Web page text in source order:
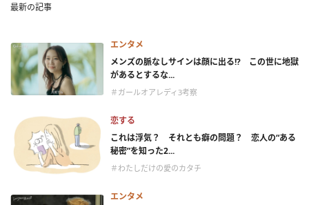
最新の記事
エンタメ
メンズの脈なしサインは顔に出る!? この世に地獄
があるとするな...
＃ガールオアレディ3考察
恋する
これは浮気？ それとも癖の問題？ 恋人の“ある
秘密”を知った2...
＃わたしだけの愛のカタチ
エンタメ